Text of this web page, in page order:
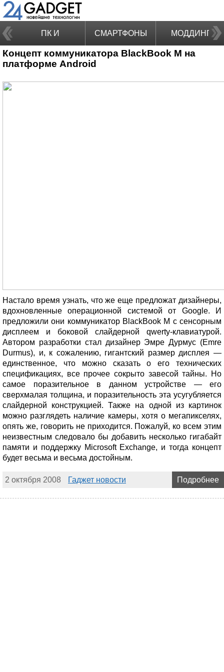
ПК И
НОУТБУКИ
СМАРТФОНЫ МОДДИНГ
Концепт коммуникатора BlackBook M на
платформе Android
Настало время узнать, что же еще предложат дизайнеры,
вдохновленные операционной системой от Google. И
предложили они коммуникатор BlackBook M с сенсорным
дисплеем и боковой слайдерной qwerty-клавиатурой.
Автором разработки стал дизайнер Эмре Дурмус (Emre
Durmus), и, к сожалению, гигантский размер дисплея —
единственное, что можно сказать о его технических
спецификациях, все прочее сокрыто завесой тайны. Но
самое поразительное в данном устройстве — его
сверхмалая толщина, и поразительность эта усугубляется
слайдерной конструкцией. Также на одной из картинок
можно разглядеть наличие камеры, хотя о мегапикселях,
опять же, говорить не приходится. Пожалуй, ко всем этим
неизвестным следовало бы добавить несколько гигабайт
памяти и поддержку Microsoft Exchange, и тогда концепт
будет весьма и весьма достойным.
2 октября 2008 Гаджет новости Подробнее